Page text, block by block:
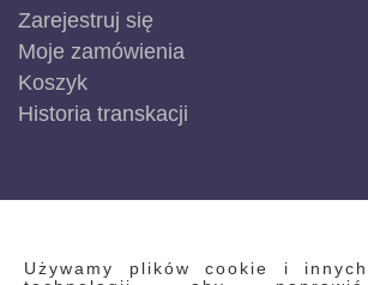
Używamy plików cookie i
Zarejestruj się
Moje zamówienia
Koszyk
Historia transkacji
INFORMACJE